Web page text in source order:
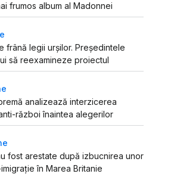
frumos album al Madonnei
frână legii urșilor. Președintele
să reexamineze proiectul
analizează interzicerea
război înaintea alegerilor
fost arestate după izbucnirea unor
în Marea Britanie